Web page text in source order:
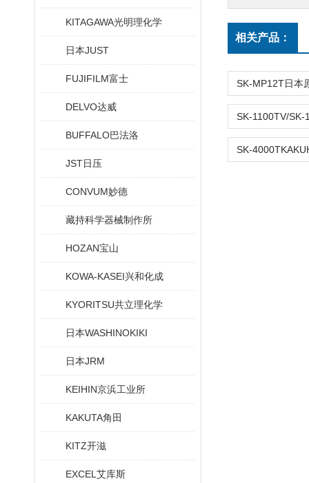
KITAGAWA光明理化学
日本JUST
FUJIFILM富士
DELVO达威
BUFFALO巴法洛
JST日压
CONVUM妙德
藏持科学器械制作所
HOZAN宝山
KOWA-KASEI兴和化成
KYORITSU共立理化学
日本WASHINOKIKI
日本JRM
KEIHIN京浜工业所
KAKUTA角田
KITZ开滋
EXCEL艾库斯
相关产品：